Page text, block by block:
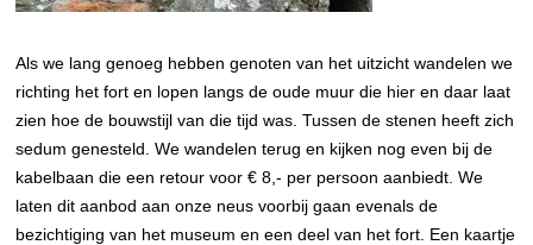
Als we lang genoeg hebben genoten van het uitzicht wandelen we
richting het fort en lopen langs de oude muur die hier en daar laat
zien hoe de bouwstijl van die tijd was. Tussen de stenen heeft zich
sedum genesteld. We wandelen terug en kijken nog even bij de
kabelbaan die een retour voor € 8,- per persoon aanbiedt. We
laten dit aanbod aan onze neus voorbij gaan evenals de
bezichtiging van het museum en een deel van het fort. Een kaartje